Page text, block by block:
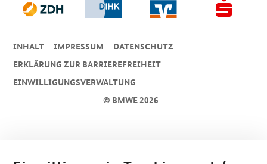
© BMWE 2026
INHALT IMPRESSUM
DA­TEN­SCHUTZ
ERKLÄRUNG ZUR BARRIEREFREIHEIT
EINWILLIGUNGSVERWALTUNG